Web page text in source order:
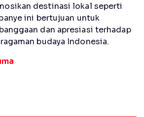
destinasi lokal seperti
ini bertujuan untuk
dan apresiasi terhadap
budaya Indonesia.